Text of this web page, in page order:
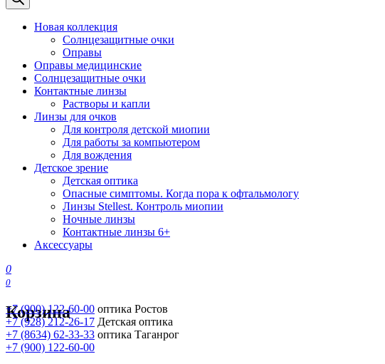
Новая коллекция
Солнцезащитные очки
Оправы
Оправы медицинские
Солнцезащитные очки
Контактные линзы
Растворы и капли
Линзы для очков
Для контроля детской миопии
Для работы за компьютером
Для вождения
Детское зрение
Детская оптика
Опасные симптомы. Когда пора к офтальмологу
Линзы Stellest. Контроль миопии
Ночные линзы
Контактные линзы 6+
Аксессуары
0
0
Корзина
+7 (900) 122-60-00 оптика Ростов
+7 (928) 212-26-17 Детская оптика
+7 (8634) 62-33-33 оптика Таганрог
+7 (900) 122-60-00